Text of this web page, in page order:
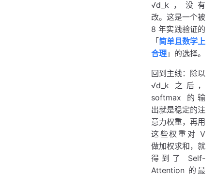
√d_k，没有
改。这是一个被
8 年实践验证的
「 简单且数学上
合理」的选择。
回到主线：除以
√d_k 之后，
softmax 的输
出就是稳定的注
意力权重，再用
这些权重对 V
做加权求和，就
得到了 Self-
Attention 的最